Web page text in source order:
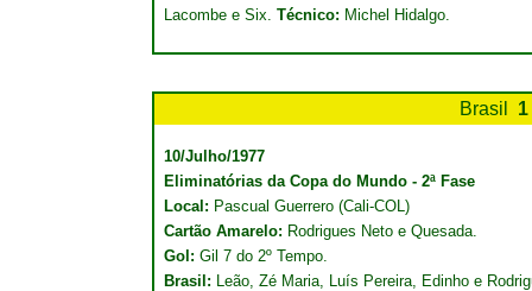
Lacombe e Six. Técnico: Michel Hidalgo.
Brasil 1
10/Julho/1977
Eliminatórias da Copa do Mundo - 2ª Fase
Local: Pascual Guerrero (Cali-COL)
Cartão Amarelo: Rodrigues Neto e Quesada.
Gol: Gil 7 do 2º Tempo.
Brasil: Leão, Zé Maria, Luís Pereira, Edinho e